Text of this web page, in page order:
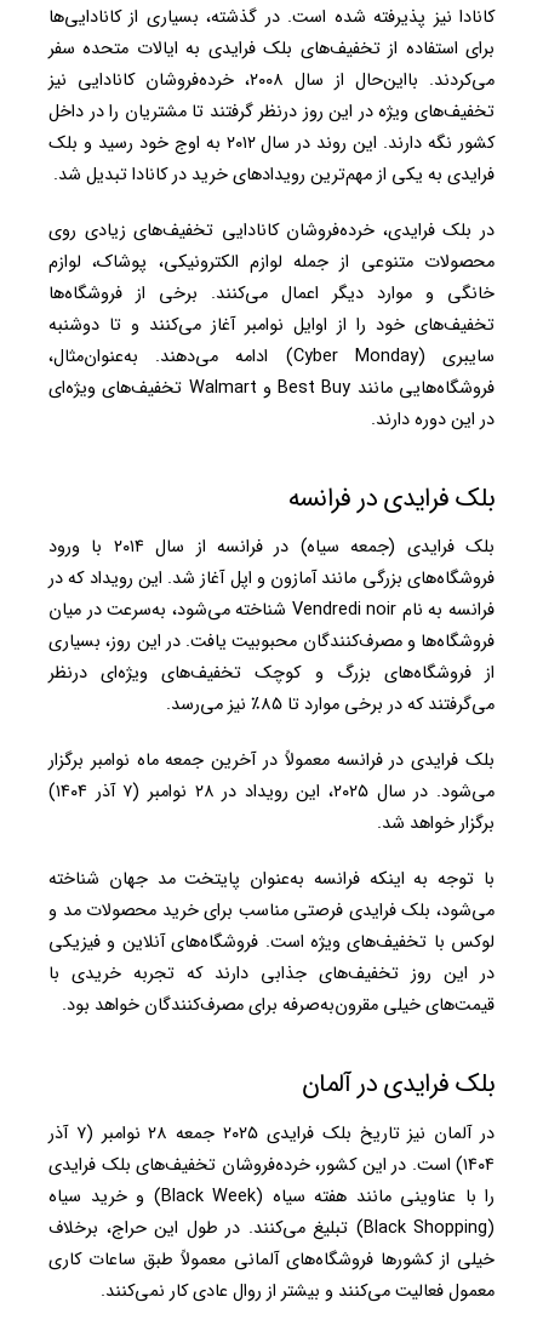
کانادا نیز پذیرفته شده است. در گذشته، بسیاری از کانادایی‌ها
برای استفاده از تخفیف‌های بلک فرایدی به ایالات متحده سفر
می‌کردند. بااین‌حال از سال ۲۰۰۸، خرده‌فروشان کانادایی نیز
تخفیف‌های ویژه در این روز درنظر گرفتند تا مشتریان را در داخل
کشور نگه دارند. این روند در سال ۲۰۱۲ به اوج خود رسید و بلک
فرایدی به یکی از مهم‌ترین رویدادهای خرید در کانادا تبدیل شد.
در بلک فرایدی، خرده‌فروشان کانادایی تخفیف‌های زیادی روی
محصولات متنوعی از جمله لوازم الکترونیکی، پوشاک، لوازم
خانگی و موارد دیگر اعمال می‌کنند. برخی از فروشگاه‌ها
تخفیف‌های خود را از اوایل نوامبر آغاز می‌کنند و تا دوشنبه
سایبری (Cyber Monday) ادامه می‌دهند. به‌عنوان‌مثال،
فروشگاه‌هایی مانند Best Buy و Walmart تخفیف‌های ویژه‌ای
در این دوره دارند.
بلک فرایدی در فرانسه
بلک فرایدی (جمعه سیاه) در فرانسه از سال ۲۰۱۴ با ورود
فروشگاه‌های بزرگی مانند آمازون و اپل آغاز شد. این رویداد که در
فرانسه به نام Vendredi noir شناخته می‌شود، به‌سرعت در میان
فروشگاه‌ها و مصرف‌کنندگان محبوبیت یافت. در این روز، بسیاری
از فروشگاه‌های بزرگ و کوچک تخفیف‌های ویژه‌ای درنظر
می‌گرفتند که در برخی موارد تا ۸۵٪ نیز می‌رسد.
بلک فرایدی در فرانسه معمولاً در آخرین جمعه ماه نوامبر برگزار
می‌شود.
در سال ۲۰۲۵، این رویداد در ۲۸ نوامبر (۷ آذر ۱۴۰۴)
برگزار خواهد شد.
با توجه به اینکه فرانسه به‌عنوان پایتخت مد جهان شناخته
می‌شود، بلک فرایدی فرصتی مناسب برای خرید محصولات مد و
لوکس با تخفیف‌های ویژه است. فروشگاه‌های آنلاین و فیزیکی
در این روز تخفیف‌های جذابی دارند که تجربه خریدی با
قیمت‌های خیلی مقرون‌به‌صرفه برای مصرف‌کنندگان خواهد بود.
بلک فرایدی در آلمان
در آلمان نیز تاریخ بلک فرایدی ۲۰۲۵ جمعه ۲۸ نوامبر (۷ آذر
۱۴۰۴) است.
در این کشور، خرده‌فروشان تخفیف‌های بلک فرایدی
را با عناوینی مانند هفته سیاه (Black Week) و خرید سیاه
(Black Shopping) تبلیغ می‌کنند. در طول این حراج، برخلاف
خیلی از کشورها فروشگاه‌های آلمانی معمولاً طبق ساعات کاری
معمول فعالیت می‌کنند و بیشتر از روال عادی کار نمی‌کنند.